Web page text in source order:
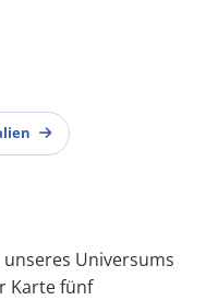
Universums
Karte fünf